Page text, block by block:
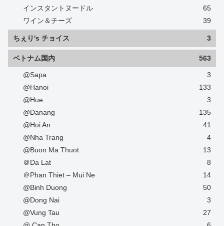
インスタントヌードル
65
ワイン＆チーズ
39
ちぇり's チョイス 3
ベトナム国内 563
@Sapa
3
@Hanoi
133
@Hue
3
@Danang
135
@Hoi An
41
@Nha Trang
4
@Buon Ma Thuot
13
＠Da Lat
8
＠Phan Thiet – Mui Ne
14
@Binh Duong
50
@Dong Nai
3
@Vung Tau
27